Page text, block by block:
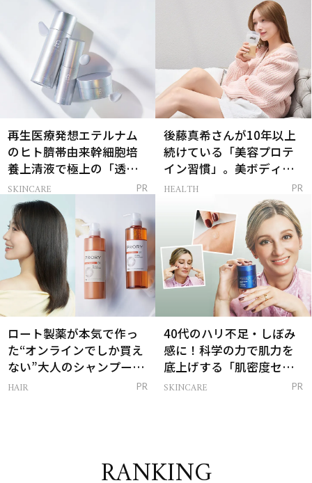
再生医療発想エテルナム
のヒト臍帯由来幹細胞培
養上清液で極上の「透明
感ハリ肌」へ
SKINCARE PR
後藤真希さんが10年以上
続けている「美容プロテ
イン習慣」。美ボディを
支える朝ルーティンと
HEALTH PR
ロート製薬が本気で作っ
た“オンラインでしか買え
ない”大人のシャンプー＆
トリートメントって？
HAIR PR
40代のハリ不足・しぼみ
感に！科学の力で肌力を
底上げする「肌密度セラ
ム」
SKINCARE PR